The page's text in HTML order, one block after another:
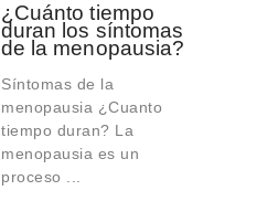
¿Cuánto tiempo
duran los síntomas
de la menopausia?
Síntomas de la
menopausia ¿Cuanto
tiempo duran? La
menopausia es un
proceso ...